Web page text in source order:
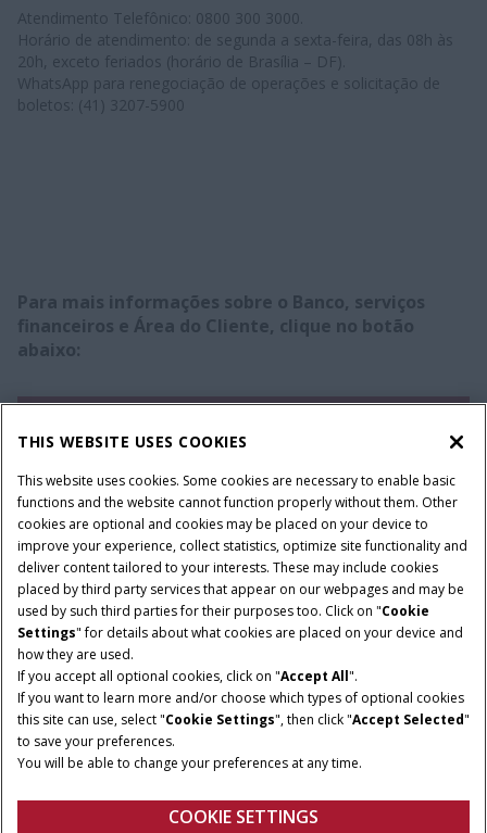
Atendimento Telefônico: 0800 300 3000.
Horário de atendimento: de segunda a sexta-feira, das 08h às
20h, exceto feriados (horário de Brasília – DF).
WhatsApp para renegociação de operações e solicitação de
boletos: (41) 3207-5900
​Para mais informações sobre o Banco, serviços
financeiros e Área do Cliente, clique no botão
abaixo:​
Ou converse com o seu concessionário:
ENCONTRE UM CONCESSIONÁRIO
THIS WEBSITE USES COOKIES
This website uses cookies. Some cookies are necessary to enable basic
functions and the website cannot function properly without them. Other
cookies are optional and cookies may be placed on your device to
improve your experience, collect statistics, optimize site functionality and
deliver content tailored to your interests. These may include cookies
placed by third party services that appear on our webpages and may be
used by such third parties for their purposes too. Click on "Cookie
Settings" for details about what cookies are placed on your device and
how they are used.
If you accept all optional cookies, click on "Accept All".
If you want to learn more and/or choose which types of optional cookies
this site can use, select "Cookie Settings", then click "Accept Selected"
to save your preferences.
You will be able to change your preferences at any time.
COOKIE SETTINGS